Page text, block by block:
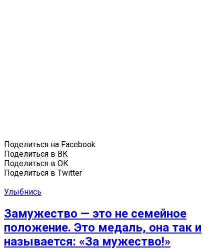
Поделиться на Facebook
Поделиться в ВК
Поделиться в ОК
Поделиться в Twitter
Улыбнись
Замужество — это не семейное
положение. Это медаль, она так и
называется: «За мужество!»